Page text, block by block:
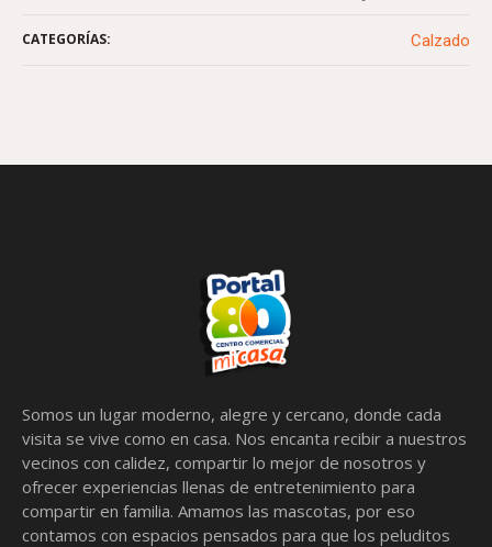
CATEGORÍAS: Calzado
Somos un lugar moderno, alegre y cercano, donde cada
visita se vive como en casa. Nos encanta recibir a nuestros
vecinos con calidez, compartir lo mejor de nosotros y
ofrecer experiencias llenas de entretenimiento para
compartir en familia. Amamos las mascotas, por eso
contamos con espacios pensados para que los peluditos